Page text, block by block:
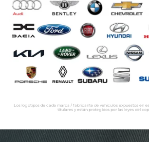
Los logotipos de cada marca / fabricante de vehículos expuestos en
titulares y están protegidos por las leyes del